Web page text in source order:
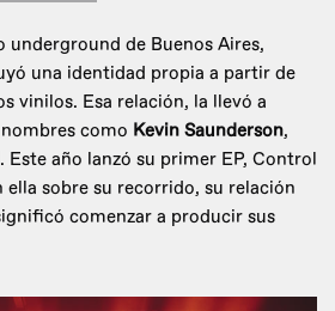
underground de Buenos Aires,
una identidad propia a partir de
vinilos. Esa relación, la llevó a
como Kevin Saunderson,
. Este año lanzó su primer EP, Control
ella sobre su recorrido, su relación
comenzar a producir sus